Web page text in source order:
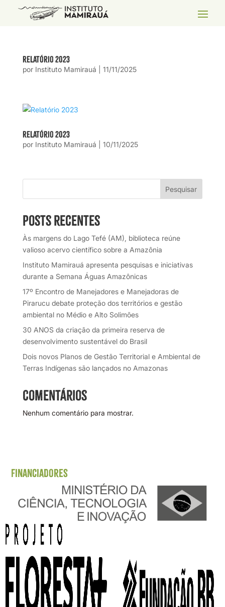
Relatório 2023
por Instituto Mamirauá 11/11/2025
Relatório 2023
por Instituto Mamirauá 10/11/2025
Pesquisar
Posts recentes
Às margens do Lago Tefé (AM), biblioteca reúne
valioso acervo científico sobre a Amazônia
Instituto Mamirauá apresenta pesquisas e iniciativas
durante a Semana Águas Amazônicas
17º Encontro de Manejadores e Manejadoras de
Pirarucu debate proteção dos territórios e gestão
ambiental no Médio e Alto Solimões
30 ANOS da criação da primeira reserva de
desenvolvimento sustentável do Brasil
Dois novos Planos de Gestão Territorial e Ambiental de
Terras Indígenas são lançados no Amazonas
Comentários
Nenhum comentário para mostrar.
Financiadores